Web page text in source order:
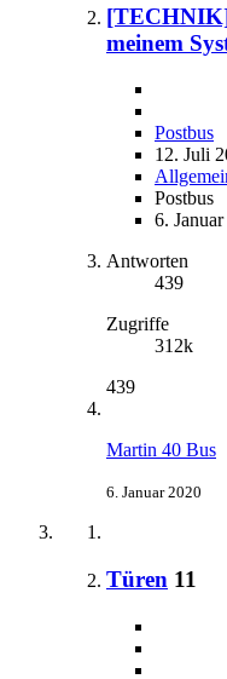
meinem
Postbus
12. Juli
Postbus
6.
Antworten
439
Zugriffe
312k
439
Martin 40 Bus
6. Januar 2020
Türen 11